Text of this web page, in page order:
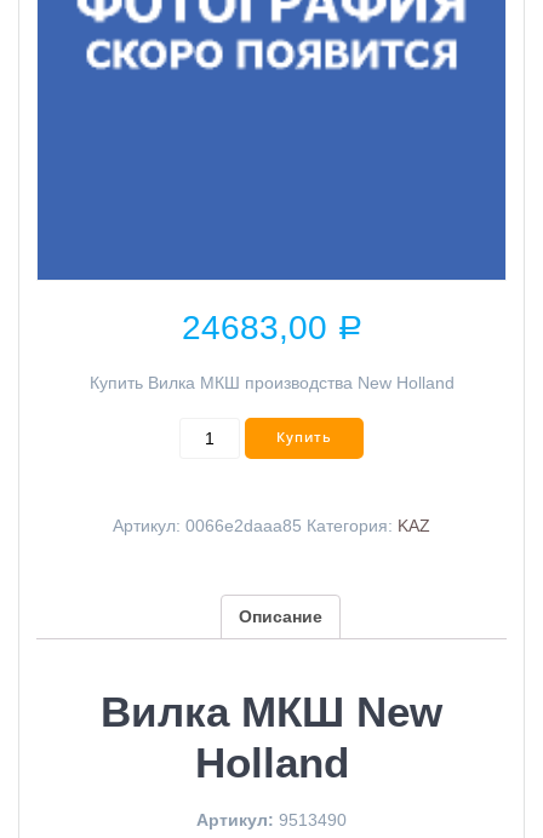
24683,00 Р
Купить Вилка МКШ производства New Holland
Купить
Артикул: 0066e2daaa85 Категория: KAZ
Описание
Вилка МКШ New
Holland
Артикул: 9513490